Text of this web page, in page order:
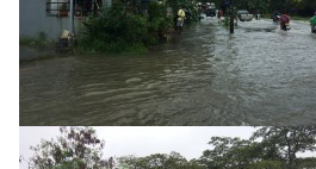
Search